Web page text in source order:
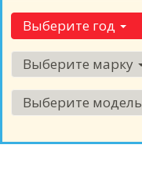
Выберите год
Выберите марку
Выберите модель